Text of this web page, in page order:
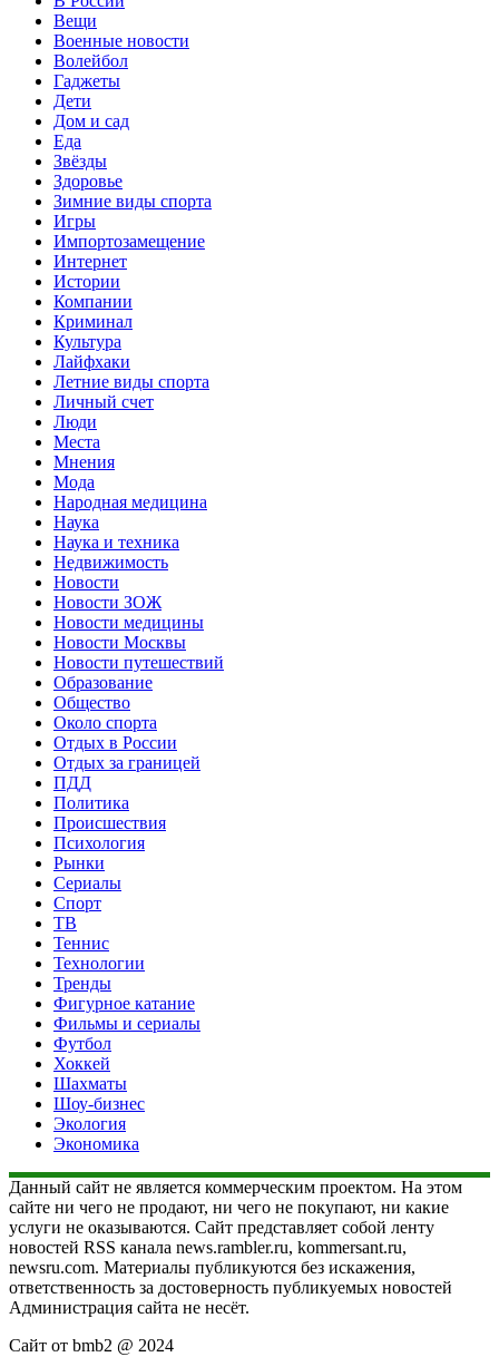
Вещи
Военные новости
Волейбол
Гаджеты
Дети
Дом и сад
Еда
Звёзды
Здоровье
Зимние виды спорта
Игры
Импортозамещение
Интернет
Истории
Компании
Криминал
Культура
Лайфхаки
Летние виды спорта
Личный счет
Люди
Места
Мнения
Мода
Народная медицина
Наука
Наука и техника
Недвижимость
Новости
Новости ЗОЖ
Новости медицины
Новости Москвы
Новости путешествий
Образование
Общество
Около спорта
Отдых в России
Отдых за границей
ПДД
Политика
Происшествия
Психология
Рынки
Сериалы
Спорт
ТВ
Теннис
Технологии
Тренды
Фигурное катание
Фильмы и сериалы
Футбол
Хоккей
Шахматы
Шоу-бизнес
Экология
Экономика
Данный сайт не является коммерческим проектом. На этом
сайте ни чего не продают, ни чего не покупают, ни какие
услуги не оказываются. Сайт представляет собой ленту
новостей RSS канала news.rambler.ru, kommersant.ru,
newsru.com. Материалы публикуются без искажения,
ответственность за достоверность публикуемых новостей
Администрация сайта не несёт.
Сайт от bmb2 @ 2024